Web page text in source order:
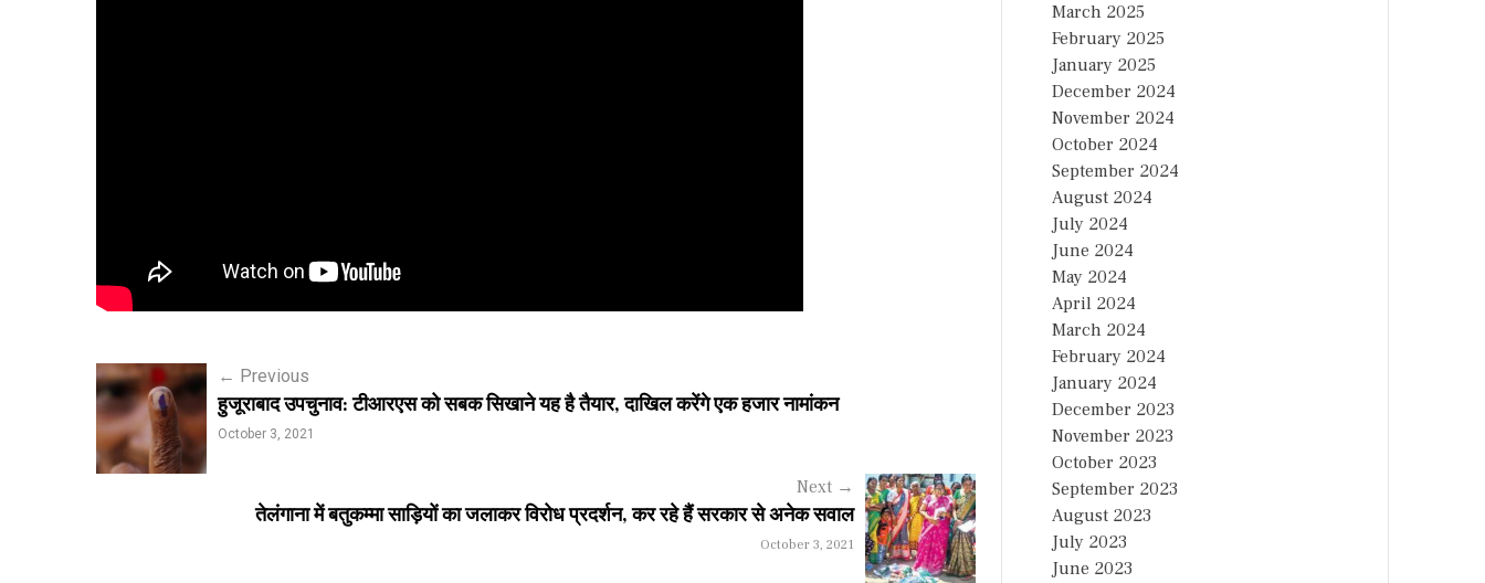
P
o
s
← Previous
हुजूराबाद उपचुनाव: टीआरएस को सबक सिखाने यह है तैयार, दाखिल करेंगे एक हजार नामांकन
October 3, 2021
Next →
तेलंगाना में बतुकम्मा साड़ियों का जलाकर विरोध प्रदर्शन, कर रहे हैं सरकार से अनेक सवाल
October 3, 2021
March 2025
February 2025
January 2025
December 2024
November 2024
October 2024
September 2024
August 2024
July 2024
June 2024
May 2024
April 2024
March 2024
February 2024
January 2024
December 2023
November 2023
October 2023
September 2023
August 2023
July 2023
June 2023